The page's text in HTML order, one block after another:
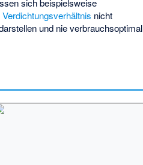
sich beispielsweise
Verdichtungsverhältnis nicht
und nie verbrauchsoptimal